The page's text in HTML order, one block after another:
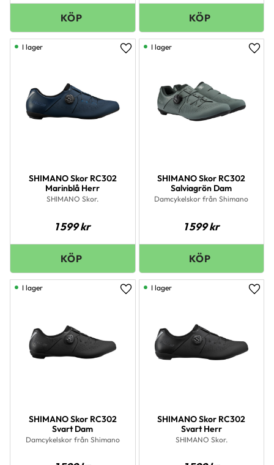
SHIMANO Skor RC302
Marinblå Herr
SHIMANO Skor.
1 599kr
Lägg till i favoriter
I lager
SHIMANO Skor RC302
Salviagrön Dam
Damcykelskor från Shimano
1 599kr
I lager
SHIMANO Skor RC302
Svart Dam
Damcykelskor från Shimano
Lägg till i favoriter
I lager
SHIMANO Skor RC302
Svart Herr
SHIMANO Skor.
I lager